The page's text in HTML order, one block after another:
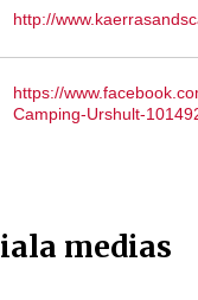
http://
https://
Camping-Urshult-
medias